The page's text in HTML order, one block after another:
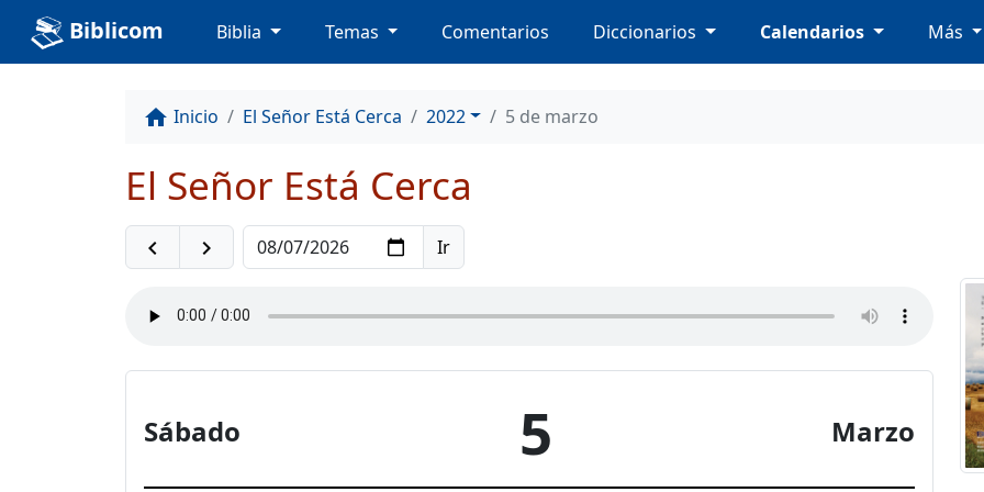
Biblicom Biblia Temas Comentarios Diccionarios Calendarios Más
home Inicio El Señor Está Cerca 2022 5 de marzo
El Señor Está Cerca
navigate_before navigate_next
Sábado 5 Marzo